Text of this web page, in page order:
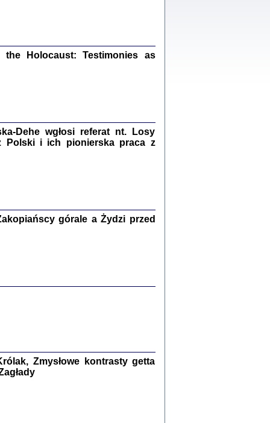
NAM KOLEJNA GODZINA ...
w ukryciu w latach 1943-1944
Engelking, tłum. z jidysz Monika
Warszawa 2020
the Holocaust: Testimonies as
Dehe wgłosi referat nt. Losy
Polski i ich pionierska praca z
górale a Żydzi przed
Zmysłowe kontrasty getta